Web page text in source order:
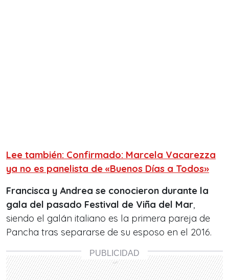
Lee también: Confirmado: Marcela Vacarezza
ya no es panelista de «Buenos Días a Todos»
Francisca y Andrea se conocieron durante la
gala del pasado Festival de Viña del Mar
siendo el galán italiano es la primera pareja de
Pancha tras separarse de su esposo en el 2016.